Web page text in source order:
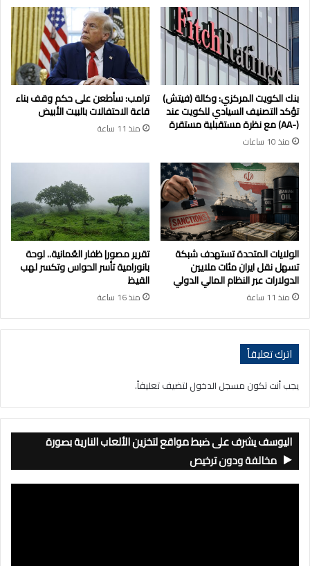
بنك الكويت المركزي: وكالة (فيتش)
تؤكد التصنيف السيادي للكويت عند
(-AA) مع نظرة مستقبلية مستقرة
منذ 10 ساعات
ترامب: سأطعن على حكم وقف بناء
قاعة الاحتفالات بالبيت الأبيض
منذ 11 ساعة
الولايات المتحدة تستهدف شبكة
تسهل نقل ايران مئات ملايين
الدولارات عبر النظام المالي الدولي
منذ 11 ساعة
تقرير مصور| ظفار العُمانية.. لوحة
بانورامية تأسر الحواس وتكسر لهب
القيظ
منذ 16 ساعة
اترك تعليقاً
يجب أنت تكون مسجل الدخول لتضيف تعليقاً.
اليوسف يشرف على ضبط مواقع لتخزين الألعاب النارية بصورة
مخالفة ودون ترخيص